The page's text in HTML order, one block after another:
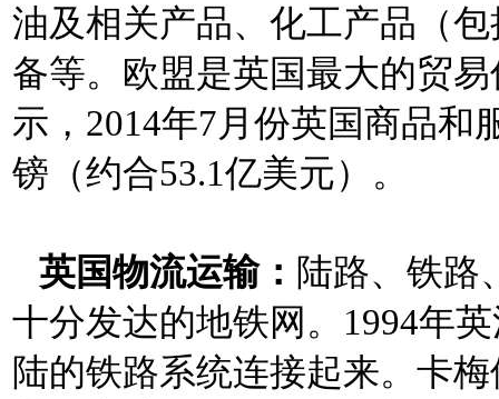
油及相关产品、化工产品（
备等。欧盟是英国最大的贸
示，2014年7月份英国商品和
镑（约合53.1亿美元）。
英国物流运输： 陆路、铁路
十分发达的地铁网。1994年
陆的铁路系统连接起来。卡